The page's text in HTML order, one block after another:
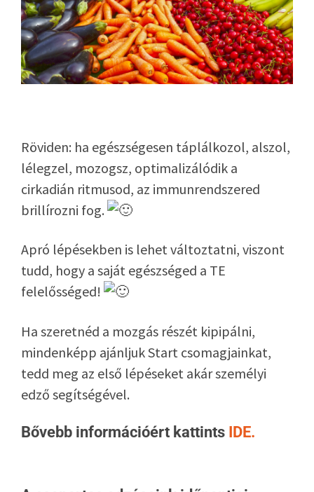
Röviden: ha egészségesen táplálkozol, alszol,
lélegzel, mozogsz, optimalizálódik a
cirkadián ritmusod, az immunrendszered
brillírozni fog.
Apró lépésekben is lehet változtatni, viszont
tudd, hogy a saját egészséged a TE
felelősséged!
Ha szeretnéd a mozgás részét kipipálni,
mindenképp ajánljuk Start csomagjainkat,
tedd meg az első lépéseket akár személyi
edző segítségével.
Bővebb információért kattints IDE.